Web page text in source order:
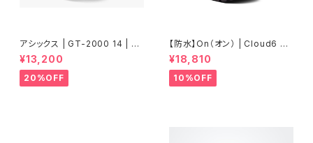
アシックス | GT-2000 14 | BL
UE FADE/TRANQUIL TEAL |
Men
¥13,200
20%OFF
【防水】On（オン） | Cloud6 W
P | Black/Black | Men
¥18,810
10%OFF